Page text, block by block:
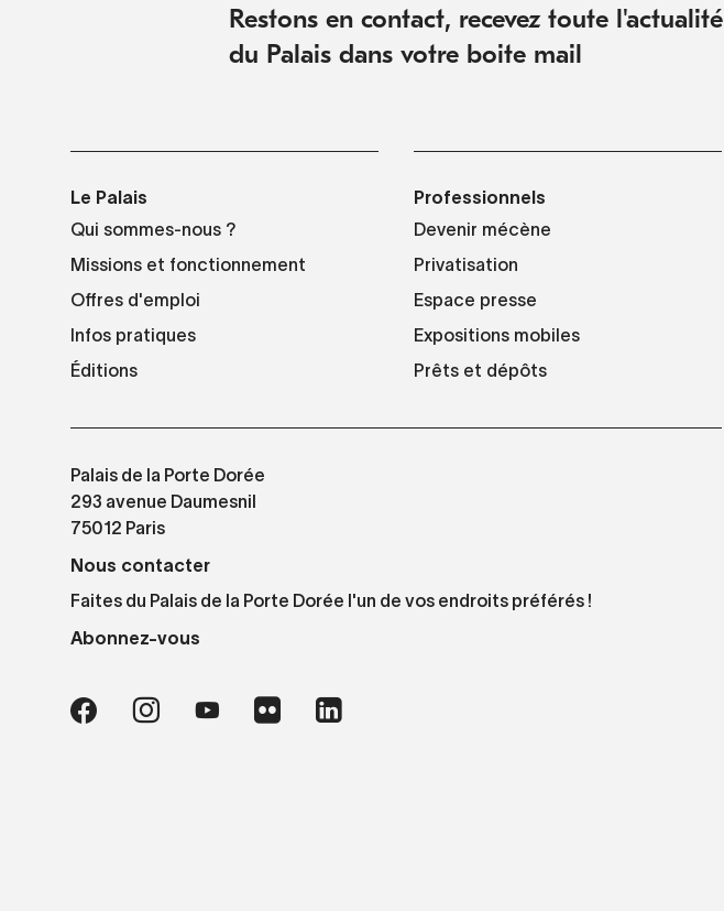
Restons en contact, recevez toute l'actualité
du Palais dans votre boite mail
Le Palais
Qui sommes-nous ?
Missions et fonctionnement
Offres d'emploi
Infos pratiques
Éditions
Professionnels
Devenir mécène
Privatisation
Espace presse
Expositions mobiles
Prêts et dépôts
Palais de la Porte Dorée
293 avenue Daumesnil
75012 Paris
Nous contacter
Faites du Palais de la Porte Dorée l'un de vos endroits préférés !
Abonnez-vous